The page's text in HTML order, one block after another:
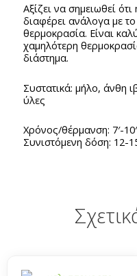
Αξίζει να σημειωθεί
διαφέρει ανάλογα με
θερμοκρασία. Είναι
χαμηλότερη
διάστημα.
Συστατικά: μήλο, άνθη
ύλες
Χρόνος/θέρμανση: 7′-
Συνιστόμενη δόση: 12-